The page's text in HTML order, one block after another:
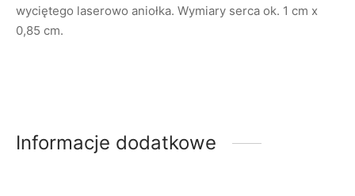
wyciętego laserowo aniołka. Wymiary serca ok. 1 cm x
0,85 cm.
Informacje dodatkowe